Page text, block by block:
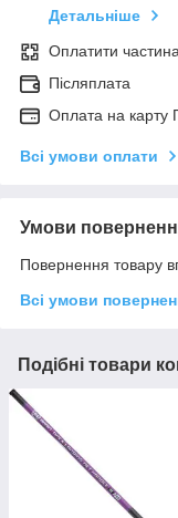
Детальніше
Оплатити
Післяплата
Оплата на карту
Всі умови оплати
Умови
Повернення товару
Всі умови
Подібні товари